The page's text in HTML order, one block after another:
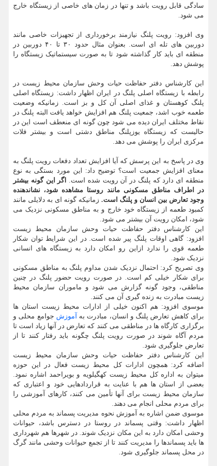
سادگی قابل رویت باشد و تنها در زمان های خاصی از زیستگاه خارج
می شود.
وی افزود: رویت پلنگ نیازمند برخورداری از تجهیزات خاصی مانند
دوربین های تله ای است. بعنوان مثال حدود ۳۰ تا ۴۰ دوربین در
منطقه ای باید کار گذاشته شود تا به صورت سیستماتیک زیستگاه را
پوشش دهد.
این کارشناس دفتر حفاظت حیات وحش سازمان محیط زیست در
رابطه با زیستگاه اصلی پلنگ در ایران اظهار داشت: زیستگاه اصلی
پلنگ کوهستان و غذای اصلی آن کل و بز است. زمانیکه وضعیت
طعمه خوب اشد، جمعیت پلنگ هم افزایش خواهد یافت البته پلنگ در
نقاط مختلف ایران دیده می شود چون گونه ای منعطف است این در
حالیست که زیستگاه یوزپلنگ مناطق دشتی است و بیشتر فلات
مرکزی ایران را پوشش می دهد.
وی در پاسخ به این پرسش که آیا افزایش تعداد دفعات رویت پلنگ به
معنای افزایش جمعیت است؟ توضیح داد: این مورد بستگی به نوع
منطقه ای دارد که پلنگ در آن رویت شده است.
اگر این گونه بیشتر
در اطراف مناطق مسکونی مانند روستا مشاهده شود، نشاندهنده
وجود تعارض بین انسان و پلنگ است. زمانیکه گونه ای به دلایلی مانند
کمبود طعمه از زیستگاه خود خارج و به مناطق مسکونی نزدیک می
شود، امکان رویت آن بیشتر می شود.
این کارشناس دفتر حفاظت حیات وحش سازمان محیط زیست
افزود: گاهی اوقات پلنگ پیر شده است. در این شرایط توان شکار
طعمه قوی را ندارد ازاین رو امکان دارد به زیستگاه های انسانی
نزدیک شود.
وی تصریح کرد: احتمال نزدیک شدن مداوم پلنگ به مناطق مسکونی
برای شکار خیلی کم است. در صورت رویت حضور پلنگ در چنین
مناطقی، وجود گونه گزارش می شود و ماموران سازمان محیط
زیست مبادرت به زنده گیری آن می کنند.
موسوی افزود: هم اکنون خیلی از ادارات محیط زیست استان ها
برای کاهش تعارض پلنگ و انسان، مبادرت به آموزش جوامع محلی و
برگزاری کارگاه ها در مناطقی می کنند که تعارض در آنها زیاد است تا
مردم آگاه شوند در صورت رویت پلنگ چگونه باید رفتار کنند تا از
تعارض جلوگیری شود.
این کارشناس دفتر حفاظت حیات وحش سازمان محیط زیست
اضافه کرد: همچون ادارات کل محیط زیست فعال در این حوزه
میتوان به اداره کل محیط زیست کهگیلویه و بویراحمد اشاره نمود.
بعضی از استان ها هم با عنایت به قراردادهایی خود و اعتباری که
سازمان محیط زیست برای آنها تأمین می کنند، کارهای آموزشی را
برای مردم محلی انجام می دهند.
موسوی ضمن اشاره به آموزش نحوه مدیریت پسماند به مردم محلی
اظهار داشت: وقتی پسماند در روستا در دسترس باشد، حیوانات
وحشی امکان دارد به این مکان نزدیک شوند. در شهرها هم شهرداری
ها باید پسماندها را مدیریت کنند تا از تجمع حیوانات وحشی مانند گرگ
در محل پسماند جلوگیری شود.